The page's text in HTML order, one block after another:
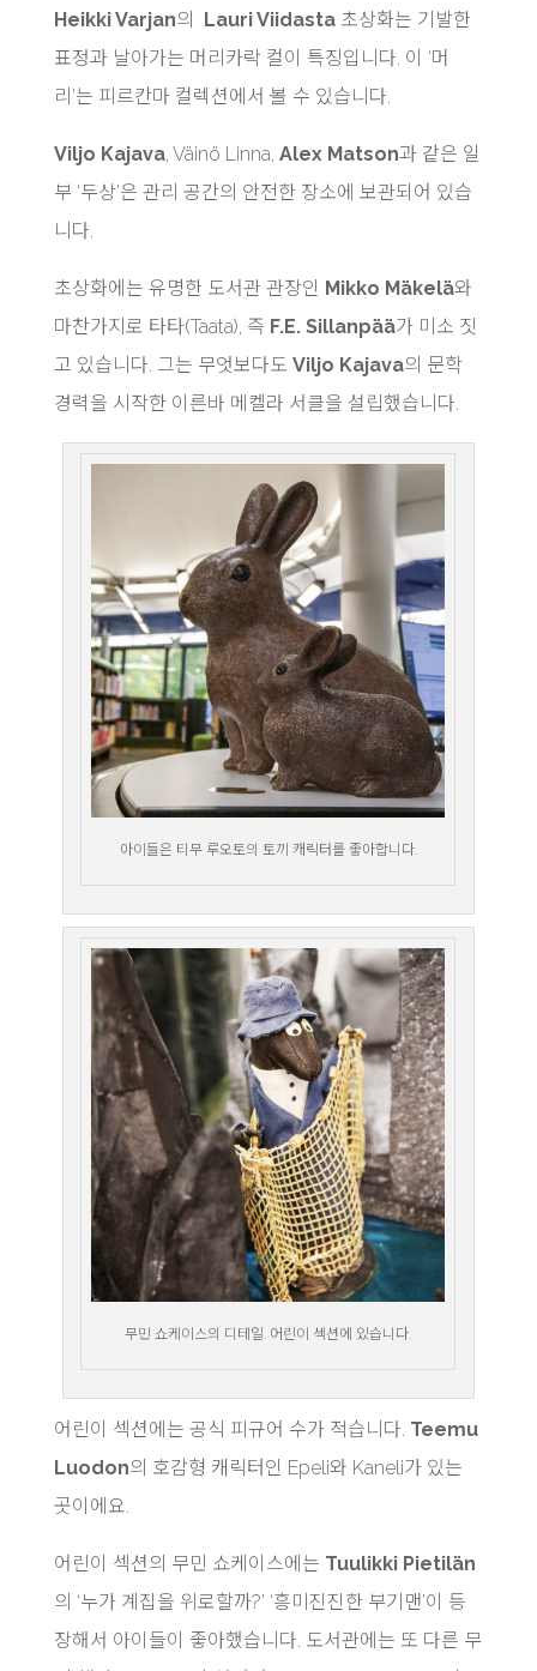
Heikki Varjan의 Lauri Viidasta초상화는 기발한
표정과 날아가는 머리카락 컬이 특징입니다. 이 ‘머
리’는 피르칸마 컬렉션에서 볼 수 있습니다.
Viljo Kajava, Väinö Linna, Alex Matson과 같은 일
부 ‘두상’은 관리 공간의 안전한 장소에 보관되어 있습
니다.
초상화에는 유명한 도서관 관장인 Mikko Mäkelä와
마찬가지로 타타(Taata), 즉 F.E. Sillanpää가 미소 짓
고 있습니다. 그는 무엇보다도 Viljo Kajava의 문학
경력을 시작한 이른바 메켈라 서클을 설립했습니다.
아이들은 티무 루오토의 토끼 캐릭터를 좋아합니다.
무민 쇼케이스의 디테일. 어린이 섹션에 있습니다.
어린이 섹션에는 공식 피규어 수가 적습니다. Teemu
Luodon의 호감형 캐릭터인 Epeli와 Kaneli가 있는
곳이에요.
어린이 섹션의 무민 쇼케이스에는 Tuulikki Pietilän
의 ‘누가 계집을 위로할까?’ ‘흥미진진한 부기맨’이 등
장해서 아이들이 좋아했습니다. 도서관에는 또 다른 무